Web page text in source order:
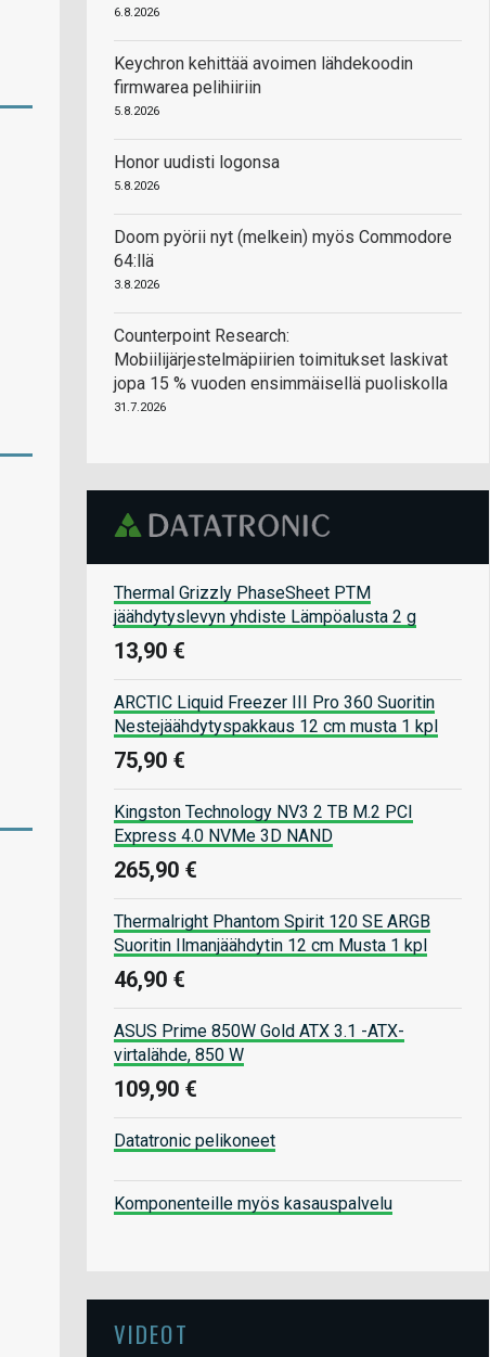
6.8.2026
Keychron kehittää avoimen lähdekoodin
firmwarea pelihiiriin
5.8.2026
Honor uudisti logonsa
5.8.2026
Doom pyörii nyt (melkein) myös Commodore
64:llä
3.8.2026
Counterpoint Research:
Mobiilijärjestelmäpiirien toimitukset laskivat
jopa 15 % vuoden ensimmäisellä puoliskolla
31.7.2026
Thermal Grizzly PhaseSheet PTM
jäähdytyslevyn yhdiste Lämpöalusta 2 g
13,90 €
ARCTIC Liquid Freezer III Pro 360 Suoritin
Nestejäähdytyspakkaus 12 cm musta 1 kpl
75,90 €
Kingston Technology NV3 2 TB M.2 PCI
Express 4.0 NVMe 3D NAND
265,90 €
Thermalright Phantom Spirit 120 SE ARGB
Suoritin Ilmanjäähdytin 12 cm Musta 1 kpl
46,90 €
ASUS Prime 850W Gold ATX 3.1 -ATX-
virtalähde, 850 W
109,90 €
Datatronic pelikoneet
Komponenteille myös kasauspalvelu
VIDEOT